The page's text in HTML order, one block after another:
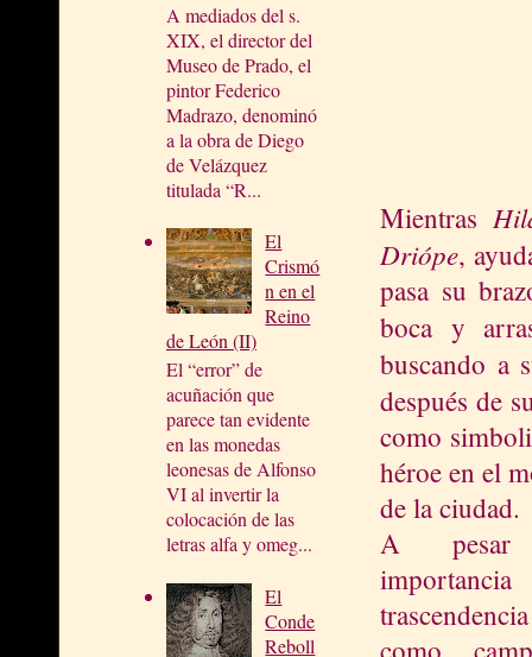
A mediados del s.
XIX, el director del
Museo de Prado, el
pintor Federico
Madrazo, denominó
a la obra de Diego
de Velázquez
titulada “R...
El
Crismó
n en el
Reino
de León (II)
El “error” de
acuñación que
parece tan evidente
en las monedas
leonesas de Alfonso
VI al invertir la
colocación de las
letras alfa y omeg...
El
Conde
Reboll
Mientras
Driópe,
pasa su
boca y
buscando a
después de
como
héroe en el
de la ciudad.
A
como